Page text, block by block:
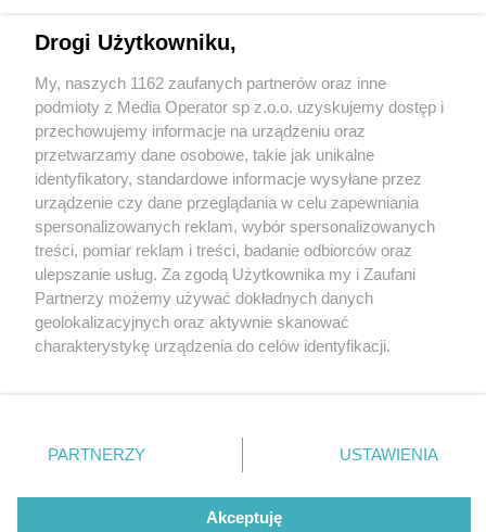
1 / 0
Wydawca mediów lokalnych
Nie zapomnij
zapoznać się z:
polityką prywatności
Twojemiasto
Piekary Śląskie
Chorzów
Tarnowskie Góry
Gliwice
Skontakuj sięz nami
Kontakt
Redakcja
Newsletter
Drogi Użytkowniku,
My, naszych 1162 zaufanych partnerów oraz inne
podmioty z Media Operator sp z.o.o. uzyskujemy dostęp i
przechowujemy informacje na urządzeniu oraz
przetwarzamy dane osobowe, takie jak unikalne
identyfikatory, standardowe informacje wysyłane przez
urządzenie czy dane przeglądania w celu zapewniania
spersonalizowanych reklam, wybór spersonalizowanych
treści, pomiar reklam i treści, badanie odbiorców oraz
ulepszanie usług. Za zgodą Użytkownika my i Zaufani
Partnerzy możemy używać dokładnych danych
geolokalizacyjnych oraz aktywnie skanować
charakterystykę urządzenia do celów identyfikacji.
zmienić/wycofać klikając przycisk ustawień prywatności
znajdujący się w lewym dolnym rogu strony
rodzaje przetwarzania danych nie wymagają zgody
użytkownika, ale masz prawo sprzeciwić się takiemu
PARTNERZY USTAWIENIA
Akceptuję